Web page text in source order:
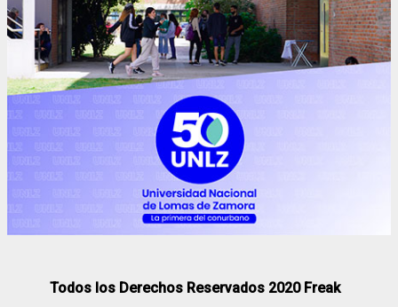
Todos los Derechos Reservados 2020 Freak